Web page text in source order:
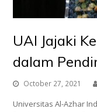
UAI Jajaki
dalam
October 27, 2021
Universitas Al-Azhar